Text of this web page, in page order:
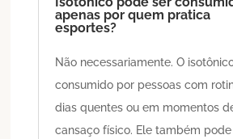
apenas por quem pratica
esportes?
Não necessariamente. O
consumido por pessoas com
dias quentes ou em momentos
cansaço físico. Ele também